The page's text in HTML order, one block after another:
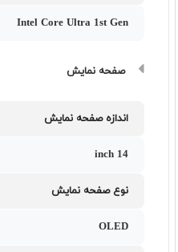
Intel Core Ultra 1st Gen
صفحه نمایش
اندازه صفحه نمایش
14 inch
نوع صفحه نمایش
OLED